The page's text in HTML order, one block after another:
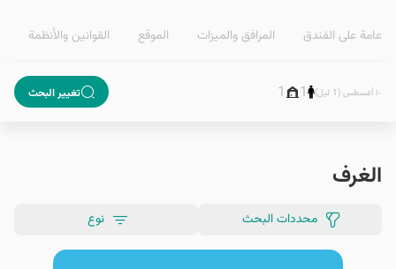
عامة على الفندق المرافق والمیزات الموقع القوانین والأنظمة
١٠ أغسطس (1 ليل) 1
1 تغيير البحث
الغرف
محددات البحث نوع